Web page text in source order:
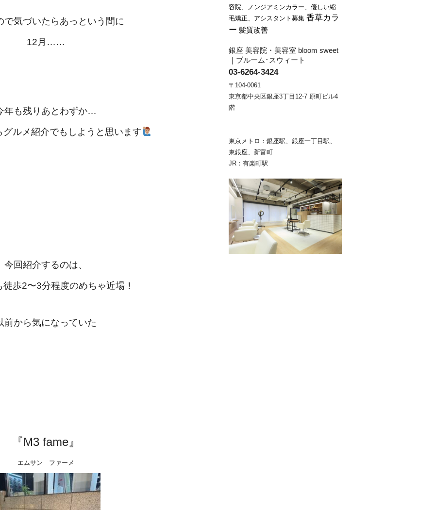
で気づいたらあっという間に
12月……
年も残りあとわずか…
グルメ紹介でもしようと思います
今回紹介するのは、
歩2〜3分程度のめちゃ近場！
前から気になっていた
『M3 fame』
エムサン ファーメ
容院、ノンジアミンカラー、優しい縮
毛矯正、アシスタント募集 香草カラ
ー 髪質改善
銀座 美容院・美容室 bloom sweet
｜ブルーム･スウィート
03-6264-3424
〒104-0061
東京都中央区銀座3丁目12-7 原町ビル4
階
東京メトロ：銀座駅、銀座一丁目駅、
東銀座、新富町
JR：有楽町駅